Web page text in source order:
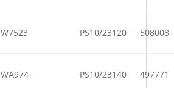
W7523 PS10/23120 508008
WA974 PS10/23140 497771